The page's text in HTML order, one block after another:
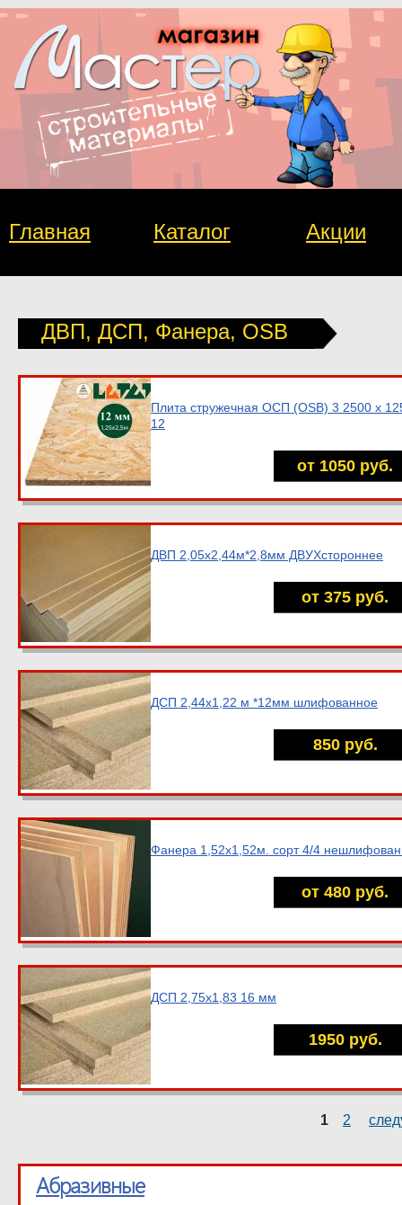
Главная Каталог Акции
ДВП, ДСП, Фанера, OSB
Плита стружечная ОСП (OSB) 3 2500 х
12
от 1050 руб.
ДВП 2,05х2,44м*2,8мм ДВУХстороннее
от 375 руб.
ДСП 2,44х1,22 м *12мм шлифованное
850 руб.
Фанера 1,52х1,52м. сорт 4/4
от 480 руб.
ДСП 2,75х1,83 16 мм
1950 руб.
Страницы
1 2
Абразивные